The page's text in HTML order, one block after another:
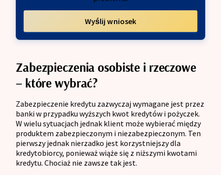
Wyślij wniosek
Zabezpieczenia osobiste i rzeczowe
– które wybrać?
Zabezpieczenie kredytu zazwyczaj wymagane jest przez
banki w przypadku wyższych kwot kredytów i pożyczek.
W wielu sytuacjach jednak klient może wybierać między
produktem zabezpieczonym i niezabezpieczonym. Ten
pierwszy jednak nierzadko jest korzystniejszy dla
kredytobiorcy, ponieważ wiąże się z niższymi kwotami
kredytu. Chociaż nie zawsze tak jest.